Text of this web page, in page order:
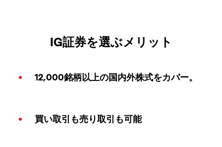
IG証券を選ぶメリット
12,000銘柄以上の国内外株式をカバー。
買い取引も売り取引も可能